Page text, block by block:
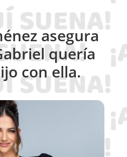
asegura
quería
con ella.